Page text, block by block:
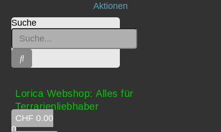
Suche
Lorica Webshop: Alles für
Terrarienliebhaber
CHF 0.00
0